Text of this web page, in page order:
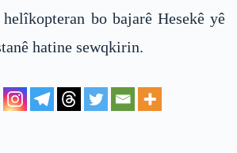
bo bajarê Hesekê yê
hatine sewqkirin.